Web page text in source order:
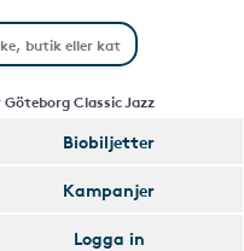
Classic Jazz
Biobiljetter
Kampanjer
Logga in